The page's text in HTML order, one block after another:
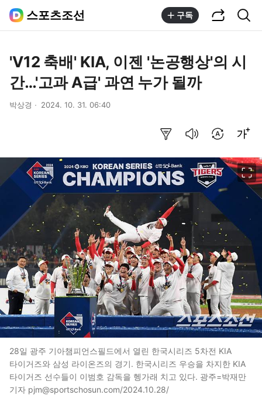
스포츠조선 구독
'V12 축배' KIA, 이젠 '논공행상'의 시
간…'고과 A급' 과연 누가 될까
박상경 2024. 10. 31. 06:40
28일 광주 기아챔피언스필드에서 열린 한국시리즈 5차전 KIA
타이거즈와 삼성 라이온즈의 경기. 한국시리즈 우승을 차지한 KIA
타이거즈 선수들이 이범호 감독을 헹가래 치고 있다. 광주=박재만
기자 pjm@sportschosun.com/2024.10.28/